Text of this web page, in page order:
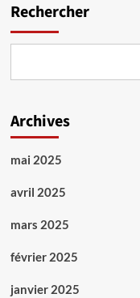
Rechercher
Archives
mai 2025
avril 2025
mars 2025
février 2025
janvier 2025